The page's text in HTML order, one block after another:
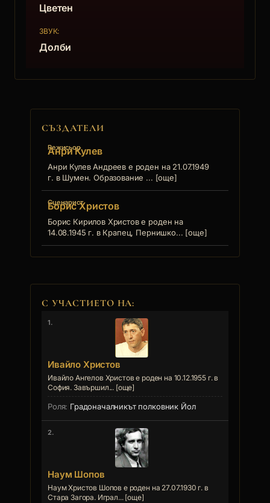
Цветен
ЗВУК:
Долби
СЪЗДАТЕЛИ
Режисьор
Анри Кулев
Анри Кулев Андреев е роден на 21.07.1949
г. в Шумен. Образование ... [още]
Сценарист
Борис Христов
Борис Кирилов Христов е роден на
14.08.1945 г. в Крапец, Пернишко... [още]
С УЧАСТИЕТО НА:
1.
Ивайло Христов
Ивайло Ангелов Христов е роден на 10.12.1955 г. в
София. Завършил... [още]
Градоначалникът полковник Йол
2.
Наум Шопов
Наум Христов Шопов е роден на 27.07.1930 г. в
Стара Загора. Играл... [още]